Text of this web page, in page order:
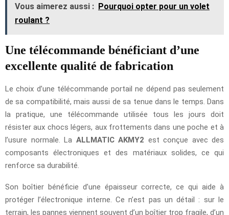
Vous aimerez aussi : Pourquoi opter pour un volet
roulant ?
Une télécommande bénéficiant d’une
excellente qualité de fabrication
Le choix d’une télécommande portail ne dépend pas seulement
de sa compatibilité, mais aussi de sa tenue dans le temps. Dans
la pratique, une télécommande utilisée tous les jours doit
résister aux chocs légers, aux frottements dans une poche et à
l’usure normale. La ALLMATIC AKMY2 est conçue avec des
composants électroniques et des matériaux solides, ce qui
renforce sa durabilité.
Son boîtier bénéficie d’une épaisseur correcte, ce qui aide à
protéger l’électronique interne. Ce n’est pas un détail : sur le
terrain, les pannes viennent souvent d’un boîtier trop fragile, d’un